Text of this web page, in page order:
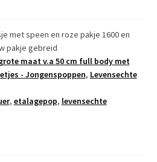
met speen en roze pakje 1600 en
pakje gebreid
maat v.a 50 cm full body met
- Jongenspoppen, Levensechte
, etalagepop, levensechte